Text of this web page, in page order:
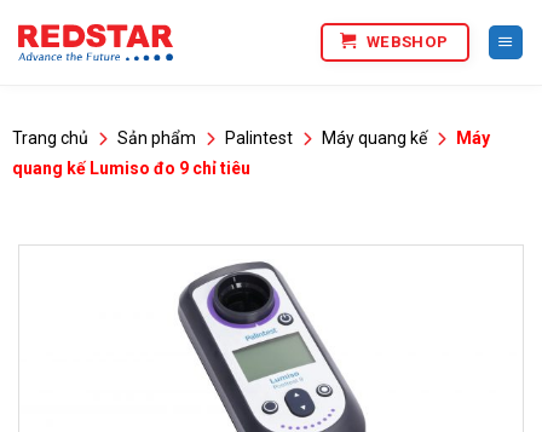
qua
WEBSHOP
Trang chủ Sản phẩm Palintest Máy quang kế
Máy
quang kế Lumiso đo 9 chỉ tiêu